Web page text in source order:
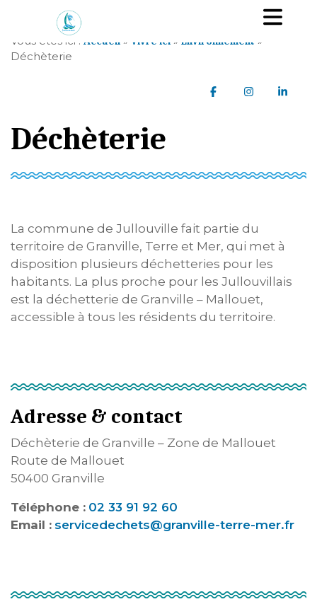
Vous êtes ici : Accueil » Vivre ici » Environnement »
Déchèterie
Partager sur
Partager
Déchèterie
La commune de Jullouville fait partie du
territoire de Granville, Terre et Mer, qui met à
disposition plusieurs déchetteries pour les
habitants. La plus proche pour les Jullouvillais
est la déchetterie de Granville – Mallouet,
accessible à tous les résidents du territoire.
Adresse & contact
Déchèterie de Granville – Zone de Mallouet
Route de Mallouet
50400 Granville
Téléphone : 02 33 91 92 60
Email : servicedechets@granville-terre-mer.fr